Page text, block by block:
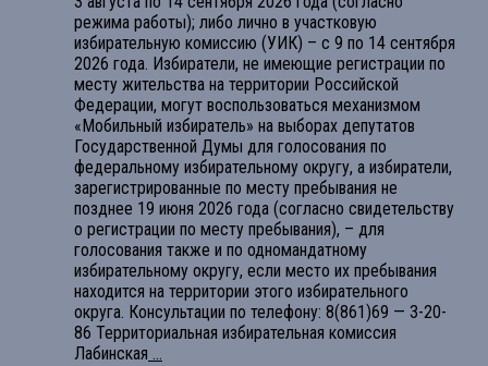
режима работы); либо лично в участковую
избирательную комиссию (УИК) – с 9 по 14 сентября
2026 года. Избиратели, не имеющие регистрации по
месту жительства на территории Российской
Федерации, могут воспользоваться механизмом
«Мобильный избиратель» на выборах депутатов
Государственной Думы для голосования по
федеральному избирательному округу, а избиратели,
зарегистрированные по месту пребывания не
позднее 19 июня 2026 года (согласно свидетельству
о регистрации по месту пребывания), – для
голосования также и по одномандатному
избирательному округу, если место их пребывания
находится на территории этого избирательного
округа. Консультации по телефону: 8(861)69 — 3-20-
86 Территориальная избирательная комиссия
Лабинская ...